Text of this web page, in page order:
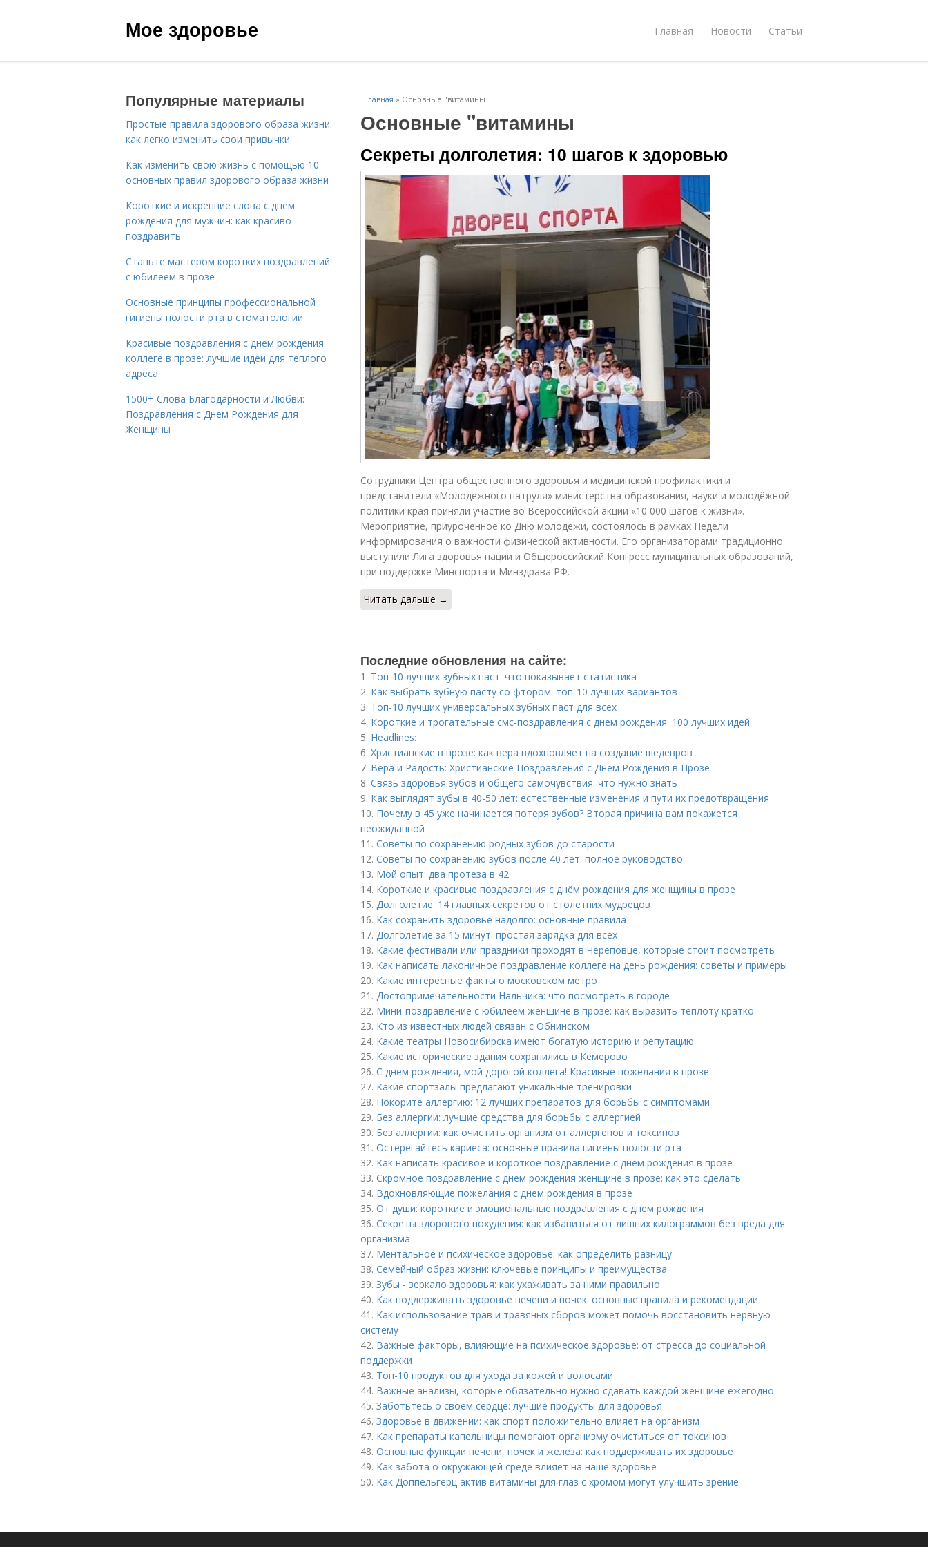
Мое здоровье Главная Новости Статьи
Главная » Основные "витамины
Основные "витамины
Секреты долголетия: 10 шагов к здоровью
Сотрудники Центра общественного здоровья и медицинской профилактики и
представители «Молодежного патруля» министерства образования, науки и молодёжной
политики края приняли участие во Всероссийской акции «10 000 шагов к жизни».
Мероприятие, приуроченное ко Дню молодёжи, состоялось в рамках Недели
информирования о важности физической активности. Его организаторами традиционно
выступили Лига здоровья нации и Общероссийский Конгресс муниципальных образований,
при поддержке Минспорта и Минздрава РФ.
Читать дальше →
Последние обновления на сайте:
1. Топ-10 лучших зубных паст: что показывает статистика
2. Как выбрать зубную пасту со фтором: топ-10 лучших вариантов
3. Топ-10 лучших универсальных зубных паст для всех
4. Короткие и трогательные смс-поздравления с днем рождения: 100 лучших идей
5. Headlines:
6. Христианские в прозе: как вера вдохновляет на создание шедевров
7. Вера и Радость: Христианские Поздравления с Днем Рождения в Прозе
8. Связь здоровья зубов и общего самочувствия: что нужно знать
9. Как выглядят зубы в 40-50 лет: естественные изменения и пути их предотвращения
10. Почему в 45 уже начинается потеря зубов? Вторая причина вам покажется
неожиданной
11. Советы по сохранению родных зубов до старости
12. Советы по сохранению зубов после 40 лет: полное руководство
13. Мой опыт: два протеза в 42
14. Короткие и красивые поздравления с днём рождения для женщины в прозе
15. Долголетие: 14 главных секретов от столетних мудрецов
16. Как сохранить здоровье надолго: основные правила
17. Долголетие за 15 минут: простая зарядка для всех
18. Какие фестивали или праздники проходят в Череповце, которые стоит посмотреть
19. Как написать лаконичное поздравление коллеге на день рождения: советы и примеры
20. Какие интересные факты о московском метро
21. Достопримечательности Нальчика: что посмотреть в городе
22. Мини-поздравление с юбилеем женщине в прозе: как выразить теплоту кратко
23. Кто из известных людей связан с Обнинском
24. Какие театры Новосибирска имеют богатую историю и репутацию
25. Какие исторические здания сохранились в Кемерово
26. С днем рождения, мой дорогой коллега! Красивые пожелания в прозе
27. Какие спортзалы предлагают уникальные тренировки
28. Покорите аллергию: 12 лучших препаратов для борьбы с симптомами
29. Без аллергии: лучшие средства для борьбы с аллергией
30. Без аллергии: как очистить организм от аллергенов и токсинов
31. Остерегайтесь кариеса: основные правила гигиены полости рта
32. Как написать красивое и короткое поздравление с днем рождения в прозе
33. Скромное поздравление с днем рождения женщине в прозе: как это сделать
34. Вдохновляющие пожелания с днем рождения в прозе
35. От души: короткие и эмоциональные поздравления с днем рождения
36. Секреты здорового похудения: как избавиться от лишних килограммов без вреда для
организма
37. Ментальное и психическое здоровье: как определить разницу
38. Семейный образ жизни: ключевые принципы и преимущества
39. Зубы - зеркало здоровья: как ухаживать за ними правильно
40. Как поддерживать здоровье печени и почек: основные правила и рекомендации
41. Как использование трав и травяных сборов может помочь восстановить нервную
систему
42. Важные факторы, влияющие на психическое здоровье: от стресса до социальной
поддержки
43. Топ-10 продуктов для ухода за кожей и волосами
44. Важные анализы, которые обязательно нужно сдавать каждой женщине ежегодно
45. Заботьтесь о своем сердце: лучшие продукты для здоровья
46. Здоровье в движении: как спорт положительно влияет на организм
47. Как препараты капельницы помогают организму очиститься от токсинов
48. Основные функции печени, почек и железа: как поддерживать их здоровье
49. Как забота о окружающей среде влияет на наше здоровье
50. Как Доппельгерц актив витамины для глаз с хромом могут улучшить зрение
Популярные материалы
Простые правила здорового образа жизни:
как легко изменить свои привычки
Как изменить свою жизнь с помощью 10
основных правил здорового образа жизни
Короткие и искренние слова с днем
рождения для мужчин: как красиво
поздравить
Станьте мастером коротких поздравлений
с юбилеем в прозе
Основные принципы профессиональной
гигиены полости рта в стоматологии
Красивые поздравления с днем рождения
коллеге в прозе: лучшие идеи для теплого
адреса
1500+ Слова Благодарности и Любви:
Поздравления с Днем Рождения для
Женщины